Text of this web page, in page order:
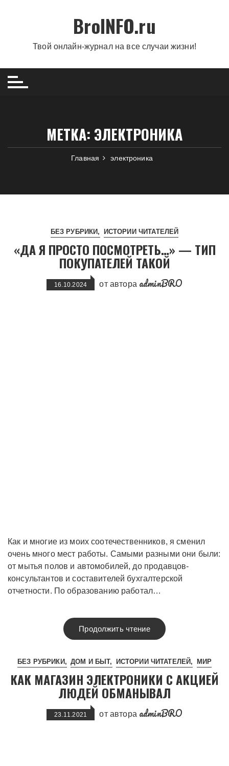
BroINFO.ru
Твой онлайн-журнал на все случаи жизни!
МЕТКА: ЭЛЕКТРОНИКА
Главная электроника
БЕЗ РУБРИКИ ИСТОРИИ ЧИТАТЕЛЕЙ
«ДА Я ПРОСТО ПОСМОТРЕТЬ…» — ТИП
ПОКУПАТЕЛЕЙ ТАКОЙ
16.10.2024 от автора adminBRO
Как и многие из моих соотечественников, я сменил
очень много мест работы. Самыми разными они были:
от мытья полов и автомобилей, до продавцов-
консультантов и составителей бухгалтерской
отчетности. По образованию работал…
Продолжить чтение
БЕЗ РУБРИКИ ДОМ И БЫТ ИСТОРИИ ЧИТАТЕЛЕЙ МИР
КАК МАГАЗИН ЭЛЕКТРОНИКИ С АКЦИЕЙ
ЛЮДЕЙ ОБМАНЫВАЛ
23.11.2021 от автора adminBRO